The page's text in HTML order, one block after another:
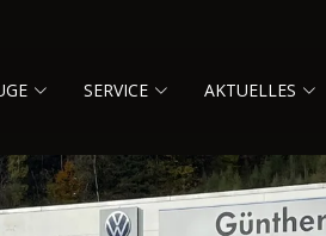
SERVICE AKTUELLES